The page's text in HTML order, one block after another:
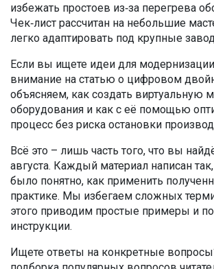
избежать простоев из‑за перегрева
Чек‑лист рассчитан на небольшие
легко адаптировать под крупные
Если вы ищете идеи для
внимание на статью о цифровом
объясняем, как создать виртуальную
оборудования и как с её помощью
процесс без риска остановки
Всё это – лишь часть того, что вы
августа. Каждый материал написан
было понятно, как применить
практике. Мы избегаем сложных
этого приводим простые примеры и
инструкции.
Ищете ответы на конкретные